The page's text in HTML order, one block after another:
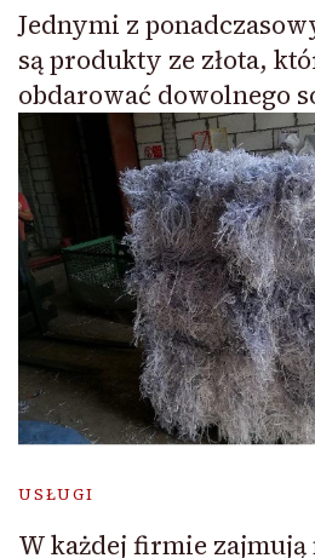
Jednymi z
są produkty ze złota,
obdarować dowolnego
USŁUGI
W każdej firmie